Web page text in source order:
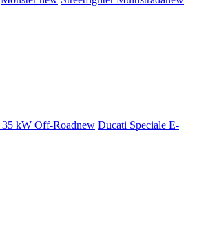
35 kW Off-Roadnew Ducati Speciale E-